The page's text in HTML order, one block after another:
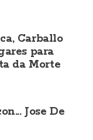
Carballo
para
da Morte
Jose De